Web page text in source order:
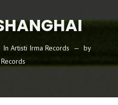
In Artisti Irma Records
by